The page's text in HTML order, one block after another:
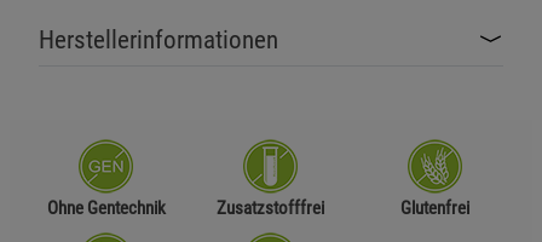
Herstellerinformationen
Ohne Gentechnik Zusatzstofffrei Glutenfrei